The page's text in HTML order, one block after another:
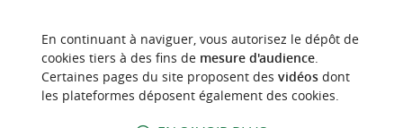
En continuant à naviguer, vous autorisez le dépôt de
cookies tiers à des fins de mesure d'audience.
Certaines pages du site proposent des vidéosdont
les plateformes déposent également des cookies.